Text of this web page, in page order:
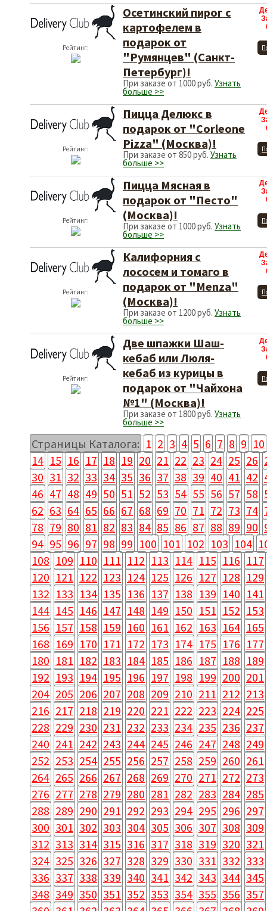
Рейтинг:
Осетинский пирог с
картофелем в
подарок от
"Румянцев" (Санкт-
Петербург)!
При заказе от 1000 руб. Узнать
больше >>
Рейтинг:
Пицца Делюкс в
подарок от "Corleone
Pizza" (Москва)!
При заказе от 850 руб. Узнать
больше >>
Рейтинг:
Пицца Мясная в
подарок от "Песто"
(Москва)!
При заказе от 1000 руб. Узнать
больше >>
Рейтинг:
Калифорния с
лососем и томаго в
подарок от "Menza"
(Москва)!
При заказе от 1200 руб. Узнать
больше >>
Рейтинг:
Две шпажки Шаш-
кебаб или Люля-
кебаб из курицы в
подарок от "Чайхона
№1" (Москва)!
При заказе от 1800 руб. Узнать
больше >>
Страницы Каталога: 1 2 3 4 5 6 7 8 9 10
14 15 16 17 18 19 20 21 22 23 24 25 26
30 31 32 33 34 35 36 37 38 39 40 41 42
46 47 48 49 50 51 52 53 54 55 56 57 58
62 63 64 65 66 67 68 69 70 71 72 73 74
78 79 80 81 82 83 84 85 86 87 88 89 90
94 95 96 97 98 99 100 101 102 103 104
108 109 110 111 112 113 114 115 116 117
120 121 122 123 124 125 126 127 128 129
132 133 134 135 136 137 138 139 140 141
144 145 146 147 148 149 150 151 152 153
156 157 158 159 160 161 162 163 164 165
168 169 170 171 172 173 174 175 176 177
180 181 182 183 184 185 186 187 188 189
192 193 194 195 196 197 198 199 200 201
204 205 206 207 208 209 210 211 212 213
216 217 218 219 220 221 222 223 224 225
228 229 230 231 232 233 234 235 236 237
240 241 242 243 244 245 246 247 248 249
252 253 254 255 256 257 258 259 260 261
264 265 266 267 268 269 270 271 272 273
276 277 278 279 280 281 282 283 284 285
288 289 290 291 292 293 294 295 296 297
300 301 302 303 304 305 306 307 308 309
312 313 314 315 316 317 318 319 320 321
324 325 326 327 328 329 330 331 332 333
336 337 338 339 340 341 342 343 344 345
348 349 350 351 352 353 354 355 356 357